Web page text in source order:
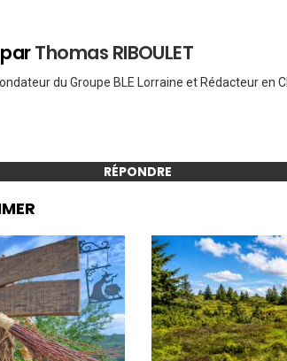
Thomas RIBOULET
du Groupe BLE Lorraine et Rédacteur en
RÉPONDRE